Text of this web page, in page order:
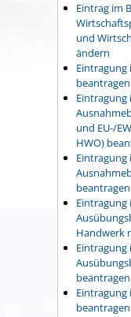
Eintrag im
und
ändern
beantragen
Eintragung
und EU-/
HWO)
Eintragung
beantragen
Eintragung
Handwerk
Eintragung
beantragen
Eintragung
beantragen